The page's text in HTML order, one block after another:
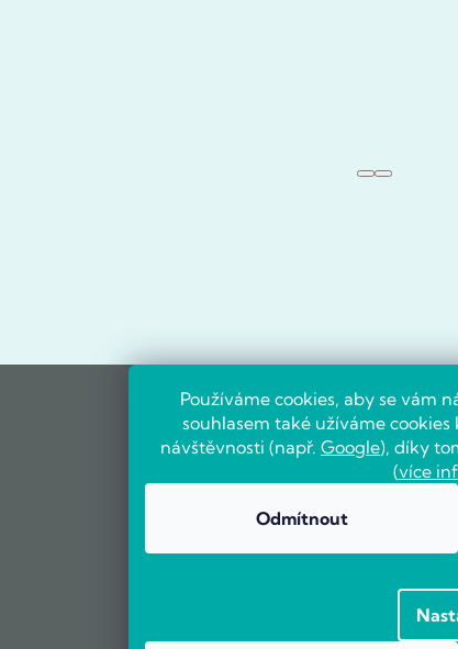
Používáme cookies, aby se vám
souhlasem také užíváme
návštěvnosti (např. Google), díky
(více
Odmítnout